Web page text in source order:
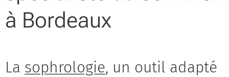
à Bordeaux
La sophrologie, un outil adapté